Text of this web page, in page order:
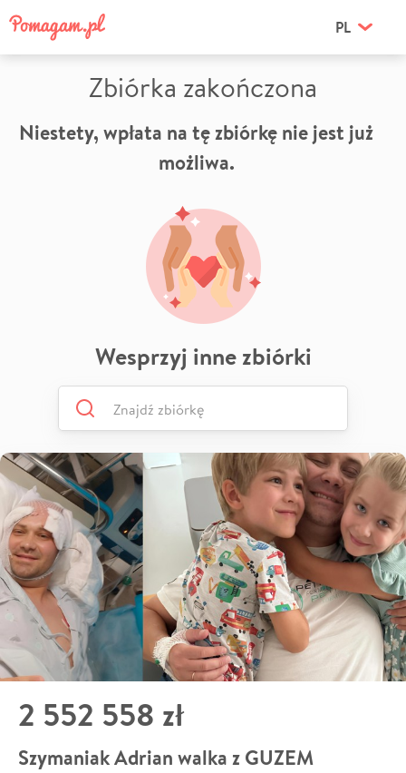
PL
Zbiórka zakończona
Niestety, wpłata na tę zbiórkę nie jest już
możliwa.
Wesprzyj inne zbiórki
2 552 558 zł
Szymaniak Adrian walka z GUZEM